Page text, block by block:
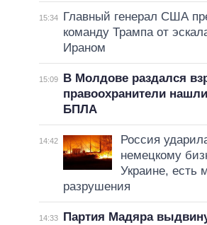
15:34
Главный генерал США
команду Трампа от
Ираном
15:09
В Молдове раздался
правоохранители
БПЛА
14:42
Россия
немецкому
Украине, есть
разрушения
14:33
Партия Мадяра